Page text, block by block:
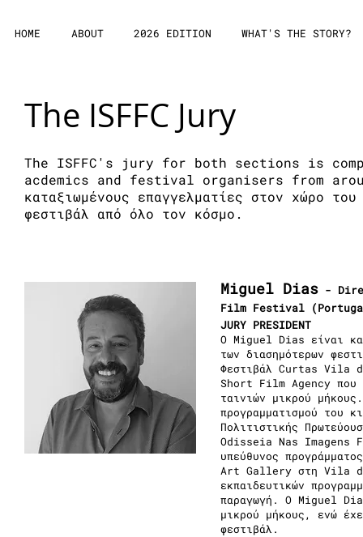
HOME ABOUT 2026 EDITION WHAT'S THE STORY?
The ISFFC Jury
The ISFFC's jury for both sections is
acdemics and festival organisers from
καταξιωμένους επαγγελματίες στον χώρο
φεστιβάλ από όλο τον κόσμο.
Miguel Dias -
Film Festival
JURY PRESIDENT
Ο Miguel Dias είναι
των διασημότερων
Φεστιβάλ Curtas Vila
Short Film Agency που
ταινιών μικρού
προγραμματισμού του
Πολιτιστικής
Odisseia Nas Imagens
υπεύθυνος
Art Gallery στη Vila do
εκπαιδευτικών
παραγωγή. Ο Miguel
μικρού μήκους, ενώ
φεστιβάλ.